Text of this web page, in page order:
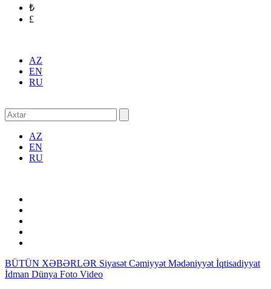
₺
£
AZ
EN
RU
AZ
EN
RU
BÜTÜN XƏBƏRLƏR Siyasət Cəmiyyət Mədəniyyət İqtisadiyyat
İdman Dünya Foto Video